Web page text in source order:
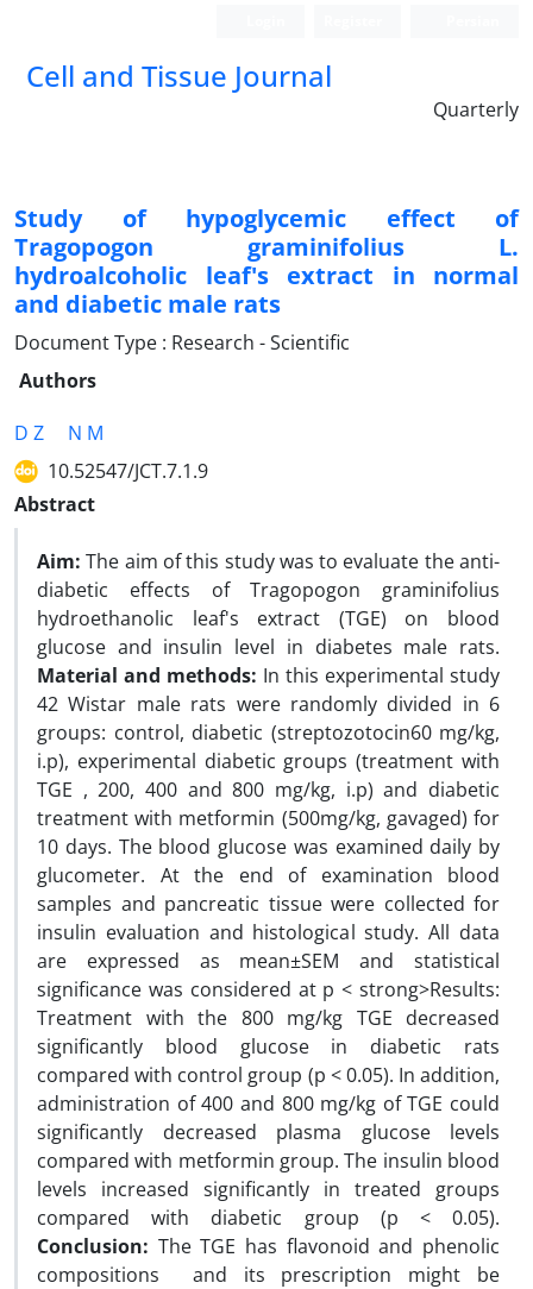
Cell and Tissue Journal
Quarterly
Study of hypoglycemic effect of
Tragopogon graminifolius L.
hydroalcoholic leaf's extract in normal
and diabetic male rats
Document Type : Research - Scientific
Authors
D Z
N M
10.52547/JCT.7.1.9
Abstract
Aim: The aim of this study was to evaluate the anti-
diabetic effects of Tragopogon graminifolius
hydroethanolic leaf's extract (TGE) on blood
glucose and insulin level in diabetes male rats.
Material and methods: In this experimental study
42 Wistar male rats were randomly divided in 6
groups: control, diabetic (streptozotocin60 mg/kg,
i.p), experimental diabetic groups (treatment with
TGE , 200, 400 and 800 mg/kg, i.p) and diabetic
treatment with metformin (500mg/kg, gavaged) for
10 days. The blood glucose was examined daily by
glucometer. At the end of examination blood
samples and pancreatic tissue were collected for
insulin evaluation and histological study. All data
are expressed as mean±SEM and statistical
significance was considered at p < strong>Results:
Treatment with the 800 mg/kg TGE decreased
significantly blood glucose in diabetic rats
compared with control group (p < 0.05). In addition,
administration of 400 and 800 mg/kg of TGE could
significantly decreased plasma glucose levels
compared with metformin group. The insulin blood
levels increased significantly in treated groups
compared with diabetic group (p < 0.05).
Conclusion: The TGE has flavonoid and phenolic
compositions and its prescription might be